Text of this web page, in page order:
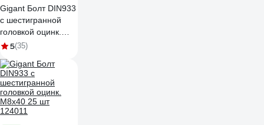
Gigant Болт DIN933
с шестигранной
головкой оцинк.
М10x60, прочность
5(35)